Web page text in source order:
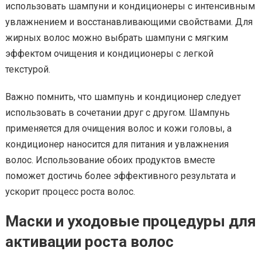
использовать шампуни и кондиционеры с интенсивным
увлажнением и восстанавливающими свойствами. Для
жирных волос можно выбрать шампуни с мягким
эффектом очищения и кондиционеры с легкой
текстурой.
Важно помнить, что шампунь и кондиционер следует
использовать в сочетании друг с другом. Шампунь
применяется для очищения волос и кожи головы, а
кондиционер наносится для питания и увлажнения
волос. Использование обоих продуктов вместе
поможет достичь более эффективного результата и
ускорит процесс роста волос.
Маски и уходовые процедуры для
активации роста волос